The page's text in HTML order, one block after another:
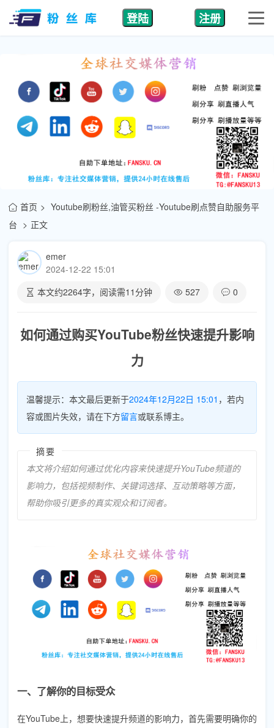
登陆 注册
首页
Youtube刷粉丝,油管买粉丝 -Youtube刷点赞自助服务平
台
正文
emer
2024-12-22 15:01
本文约2264字，阅读需11分钟 527 0
如何通过购买YouTube粉丝快速提升影响
力
温馨提示：本文最后更新于2024年12月22日 15:01 ，若内
容或图片失效，请在下方留言或联系博主。
摘要
本文将介绍如何通过优化内容来快速提升YouTube频道的
影响力，包括视频制作、关键词选择、互动策略等方面，
帮助你吸引更多的真实观众和订阅者。
一、了解你的目标受众
在YouTube上，想要快速提升频道的影响力，首先需要明确你的